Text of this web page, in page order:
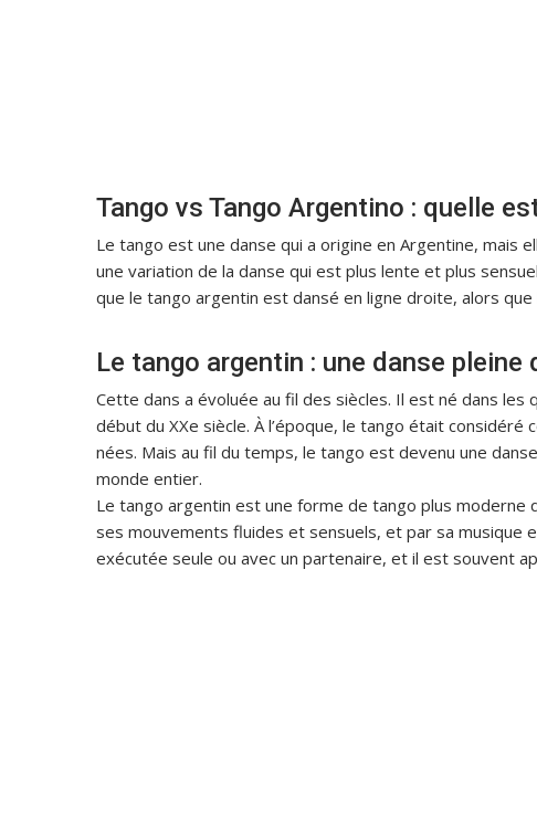
Tango vs Tango Argentino : quelle
Le tango est une danse qui a origine en Argentine, mais
une variation de la danse qui est plus lente et plus
que le tango argentin est dansé en ligne droite, alors
Le tango argentin : une danse pleine
Cette dans a évoluée au fil des siècles. Il est né dans
début du XXe siècle. À l’époque, le tango était
nées. Mais au fil du temps, le tango est devenu une
monde entier.
Le tango argentin est une forme de tango plus moderne
ses mouvements fluides et sensuels, et par sa musique
exécutée seule ou avec un partenaire, et il est souvent